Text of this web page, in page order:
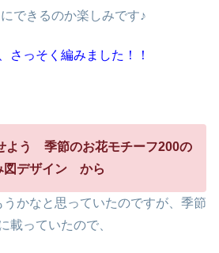
できるのか楽しみです♪
さっそく編みました！！
よう
季節のお花モチーフ200の
図デザイン から
かなと思っていたのですが、季節
載っていたので、